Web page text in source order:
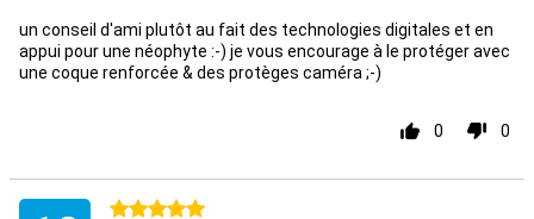
un conseil d'ami plutôt au fait des technologies digitales et en
appui pour une néophyte :-) je vous encourage à le protéger avec
une coque renforcée & des protèges caméra ;-)
0 0
5 étoiles